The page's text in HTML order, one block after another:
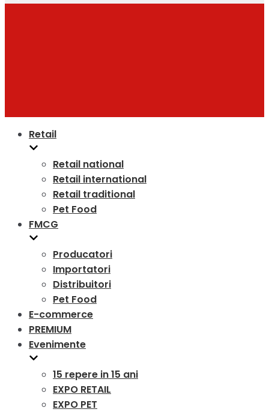
Retail
Retail national
Retail international
Retail traditional
Pet Food
FMCG
Producatori
Importatori
Distribuitori
Pet Food
E-commerce
PREMIUM
Evenimente
15 repere in 15 ani
EXPO RETAIL
EXPO PET